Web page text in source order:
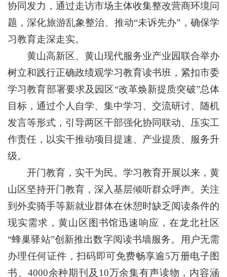
协同发力，通过走访市场主体收集整改营商环境问
题，深化旅游乱象整治、推动“未诉先办”，确保学
习教育走深走实。
黄山高新区、黄山现代服务业产业园联合举办
树立和践行正确政绩观学习教育读书班，紧扣市委
学习教育部署要求及园区“改革焕新提质突破”总体
目标，通过个人自学、集中学习、交流研讨、随机
发言等形式，引导两区干部强化协同联动、压实工
作责任，以实干推动项目提速、产业提质、服务升
级。
开门教育，实干为民。学习教育开展以来，黄
山区坚持开门教育，深入基层倾听群众呼声。关注
到外卖骑手等新就业群体在休憩时缺乏阅读条件的
现实需求，黄山区图书馆迅速响应，在龙北社区
“蜂巢驿站”创新推出数字阅读书墙服务。用户无需
办理任何证件，扫码即可免费畅享逾5万册电子图
书、4000余种期刊及10万余集有声读物，内容涵